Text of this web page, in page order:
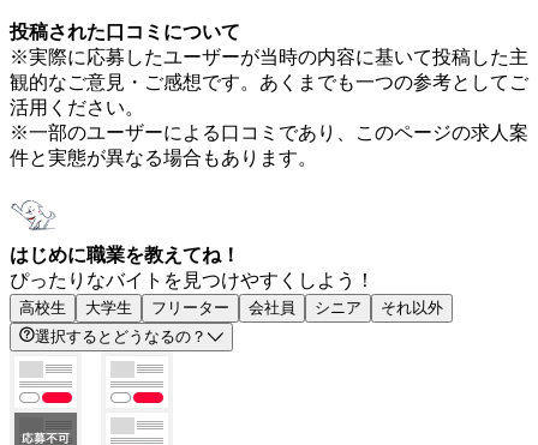
投稿された口コミについて
※実際に応募したユーザーが当時の内容に基いて投稿した主
観的なご意見・ご感想です。あくまでも一つの参考としてご
活用ください。
※一部のユーザーによる口コミであり、このページの求人案
件と実態が異なる場合もあります。
はじめに職業を教えてね！
ぴったりなバイトを見つけやすくしよう！
高校生 大学生 フリーター 会社員 シニア
それ以外
選択するとどうなるの？